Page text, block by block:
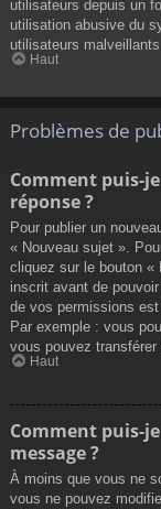
utilisateurs depuis un
utilisation abusive du
utilisateurs
Haut
Problèmes de
Comment puis-
réponse ?
Pour publier un
« Nouveau sujet ».
cliquez sur le bouton «
inscrit avant de
de vos permissions est
Par exemple : vous
vous pouvez
Haut
Comment puis-
message ?
À moins que vous ne
vous ne pouvez